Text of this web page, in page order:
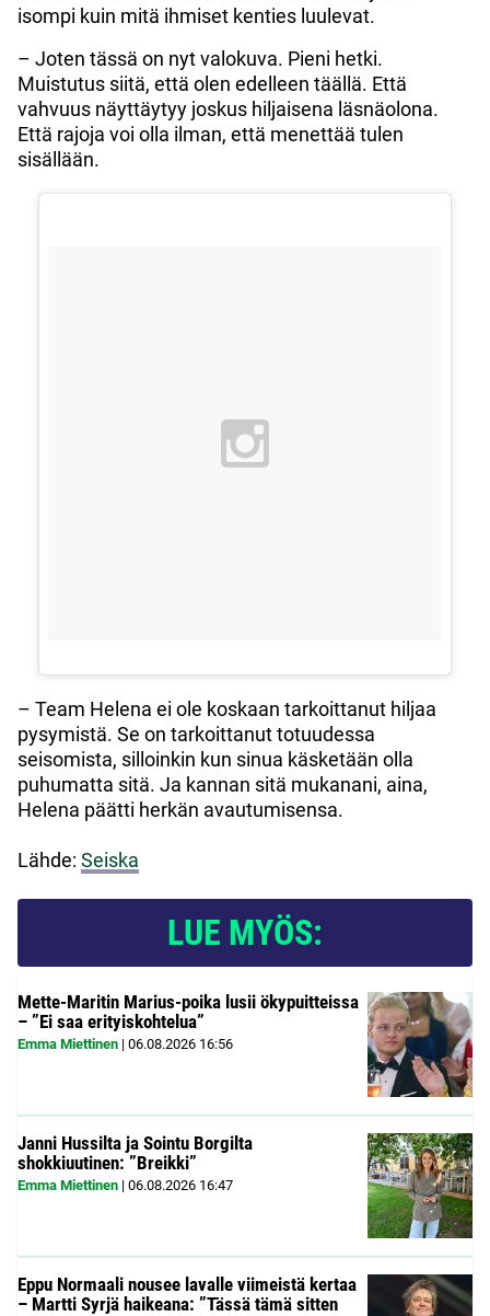
isompi kuin mitä ihmiset kenties luulevat.
– Joten tässä on nyt valokuva. Pieni hetki.
Muistutus siitä, että olen edelleen täällä. Että
vahvuus näyttäytyy joskus hiljaisena läsnäolona.
Että rajoja voi olla ilman, että menettää tulen
sisällään.
– Team Helena ei ole koskaan tarkoittanut hiljaa
pysymistä. Se on tarkoittanut totuudessa
seisomista, silloinkin kun sinua käsketään olla
puhumatta sitä. Ja kannan sitä mukanani, aina,
Helena päätti herkän avautumisensa.
Lähde: Seiska
LUE MYÖS:
Mette-Maritin Marius-poika lusii ökypuitteissa
– ”Ei saa erityiskohtelua”
Emma Miettinen | 06.08.2026 16:56
Janni Hussilta ja Sointu Borgilta
shokkiuutinen: ”Breikki”
Emma Miettinen | 06.08.2026 16:47
Eppu Normaali nousee lavalle viimeistä kertaa
– Martti Syrjä haikeana: ”Tässä tämä sitten